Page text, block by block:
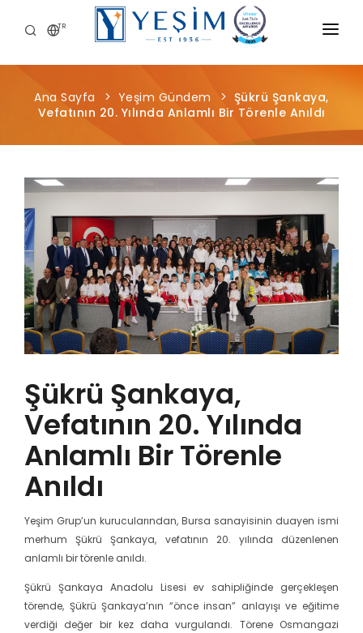
TR
KURUMSAL
ÜRÜNLERIMIZ
ÖNCE İNSAN
KARIYER
SÜRDÜRÜLEBILIRLIK
MEDYA MERKEZI
Ana Sayfa Yeşim Gündem
Şükrü Şankaya,
Vefatının 20. Yılında Anlamlı Bir Törenle Anıldı
Şükrü Şankaya,
Vefatının 20. Yılında
Anlamlı Bir Törenle
Anıldı
Yeşim Grup’un kurucularından, Bursa sanayisinin duayen ismi
merhum Şükrü Şankaya, vefatının 20. yılında düzenlenen
anlamlı bir törenle anıldı.
Şükrü Şankaya Anadolu Lisesi ev sahipliğinde gerçekleşen
törende, Şükrü Şankaya’nın “önce insan” anlayışı ve eğitime
verdiği değer bir kez daha vurgulandı. Törene Osmangazi